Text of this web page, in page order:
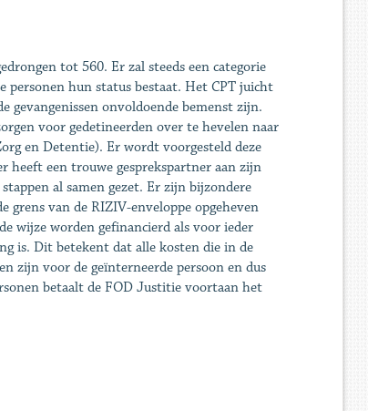
tot 560. Er zal steeds een categorie
personen hun status bestaat. Het CPT juicht
gevangenissen onvoldoende bemenst zijn.
voor gedetineerden over te hevelen naar
en Detentie). Er wordt voorgesteld deze
heeft een trouwe gesprekspartner aan zijn
al samen gezet. Er zijn bijzondere
van de RIZIV-enveloppe opgeheven
wijze worden gefinancierd als voor ieder
is. Dit betekent dat alle kosten die in de
zijn voor de geïnterneerde persoon en dus
betaalt de FOD Justitie voortaan het